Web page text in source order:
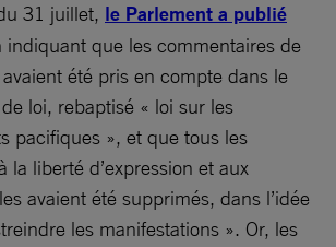
31 juillet, le Parlement a publié
indiquant que les commentaires de
été pris en compte dans le
loi, rebaptisé « loi sur les
pacifiques », et que tous les
la liberté d’expression et aux
avaient été supprimés, dans l’idée
les manifestations ». Or, les